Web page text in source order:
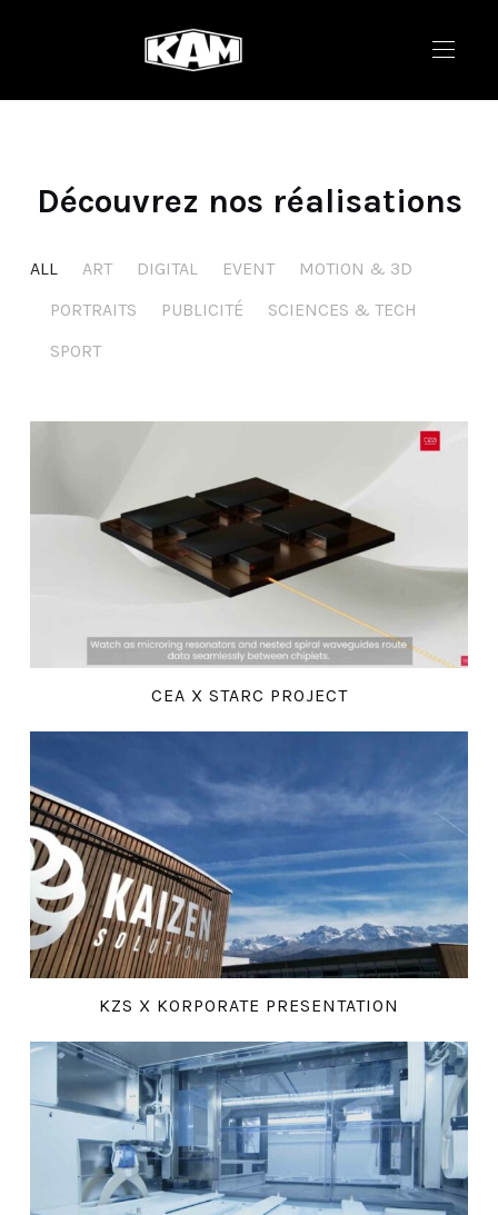
Découvrez nos réalisations
ALL ART DIGITAL EVENT
MOTION & 3D
PORTRAITS
PUBLICITÉ
SCIENCES & TECH
SPORT
CEA X STARC PROJECT
KZS X KORPORATE PRESENTATION